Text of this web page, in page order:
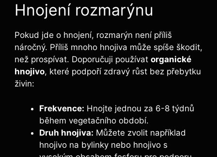
Hnojení rozmarýnu
Pokud ⁢jde o hnojení, rozmarýn není příliš
náročný. Příliš mnoho hnojiva může spíše‌ škodit,
než prospívat.⁢ Doporučuji používat organické
hnojivo, které podpoří zdravý ⁢růst bez přebytku
živin:
Frekvence: Hnojte jednou za ‌6-8 týdnů
během vegetačního období.
Druh hnojiva: Můžete zvolit například
hnojivo na bylinky ⁣nebo hnojivo s ​